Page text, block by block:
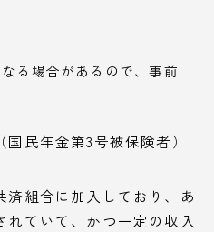
なる場合があるので、事前
民年金第3号被保険者）
組合に加入しており、あ
れていて、かつ一定の収入